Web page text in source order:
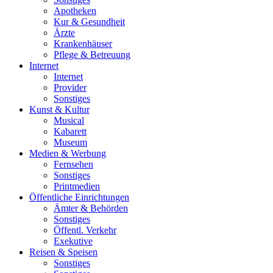
Apotheken
Kur & Gesundheit
Ärzte
Krankenhäuser
Pflege & Betreuung
Internet
Internet
Provider
Sonstiges
Kunst & Kultur
Musical
Kabarett
Museum
Medien & Werbung
Fernsehen
Sonstiges
Printmedien
Öffentliche Einrichtungen
Ämter & Behörden
Sonstiges
Öffentl. Verkehr
Exekutive
Reisen & Speisen
Sonstiges